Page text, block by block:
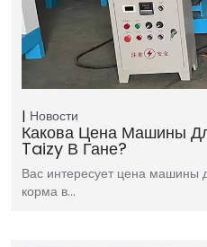
Новости
Какова Цена Машины
Taizy В Гане?
Вас интересует цена машины
корма в…